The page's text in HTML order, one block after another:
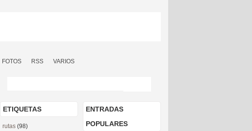
FOTOS RSS VARIOS
ENTRADAS
POPULARES
ETIQUETAS
rutas (98)